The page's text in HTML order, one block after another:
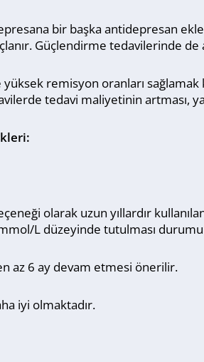
bir başka antidepresan
Güçlendirme tedavilerinde
remisyon oranları
tedavi maliyetinin artması,
olarak uzun yıllardır
L düzeyinde tutulması
az 6 ay devam etmesi önerilir.
iyi olmaktadır.